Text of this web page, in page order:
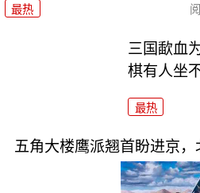
最热
三国歃血
棋有人坐
最热
五角大楼鹰派翘首盼进京